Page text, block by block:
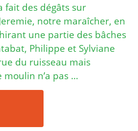
fait des dégâts sur
notre maraîcher, en
une partie des bâches
Philippe et Sylviane
du ruisseau mais
n’a pas …